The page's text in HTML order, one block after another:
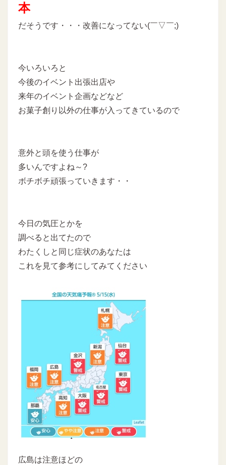
本
だそうです・・・改善になってない(￣▽￣;)
今いろいろと
今後のイベント出張出店や
来年のイベント企画などなど
お菓子創り以外の仕事が入ってきているので
意外と頭を使う仕事が
多いんですよね～?
ボチボチ頑張っていきます・・
今日の気圧とかを
調べると出てたので
わたくしと同じ症状のあなたは
これを見て参考にしてみてください
広島は注意ほどの